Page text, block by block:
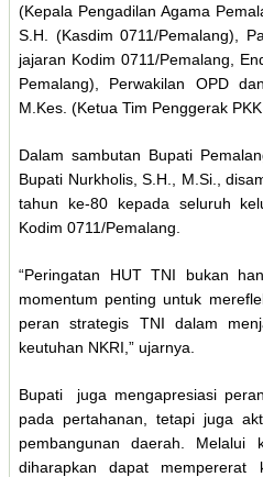
(Kepala Pengadilan Agama
S.H. (Kasdim 0711/Pemalang),
jajaran Kodim 0711/Pemalang,
Pemalang), Perwakilan OPD
M.Kes. (Ketua Tim Penggerak
Dalam sambutan Bupati
Bupati Nurkholis, S.H., M.Si.,
tahun ke-80 kepada seluruh
Kodim 0711/Pemalang.
“Peringatan HUT TNI bukan
momentum penting untuk
peran strategis TNI dalam
keutuhan NKRI,” ujarnya.
Bupati juga mengapresiasi
pada pertahanan, tetapi juga
pembangunan daerah. Melalui
diharapkan dapat mempererat